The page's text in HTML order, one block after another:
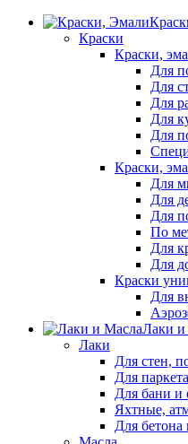
Краски
Краски,
Для
Для
Для
Для
Для
Краски,
Для
Для
Для
По
Для
Для
Краски
Для
Лаки и
Лаки
Для стен,
Для
Для бани и
Яхтные,
Для бетона